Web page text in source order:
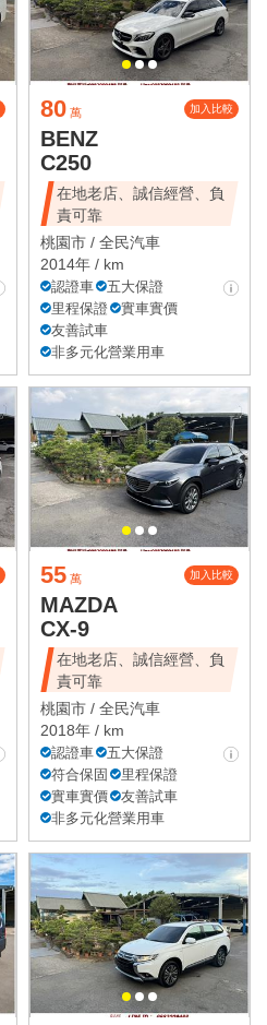
80 萬 加入比較
BENZ
C250
在地老店、誠信經營、負
責可靠
桃園市 / 全民汽車
2014年 / km
認證車
五大保證
里程保證
實車實價
友善試車
非多元化營業用車
55 萬 加入比較
MAZDA
CX-9
在地老店、誠信經營、負
責可靠
桃園市 / 全民汽車
2018年 / km
認證車
五大保證
符合保固
里程保證
實車實價
友善試車
非多元化營業用車